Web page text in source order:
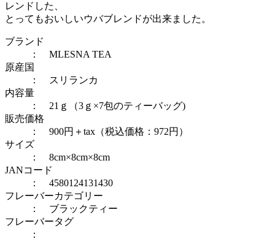
レンドした、
とってもおいしいウバブレンドが出来ました。
ブランド
： MLESNA TEA
原産国
： スリランカ
内容量
： 21ｇ（3ｇ×7包のティーバッグ)
販売価格
： 900円＋tax（税込価格：972円）
サイズ
： 8cm×8cm×8cm
JANコード
： 4580124131430
フレーバーカテゴリー
： ブラックティー
フレーバータグ
：